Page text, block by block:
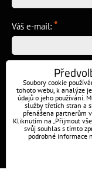
Váš e-mail: *
Soubory cookie
tohoto webu, k analýze
údajů o jeho používání.
služby třetích stran a
přenášena partnerům
Kliknutím na „Přijmout
svůj souhlas s tímto
podrobné informace